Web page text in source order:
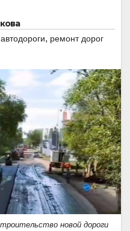
автодороги, ремонт дорог
новой дороги